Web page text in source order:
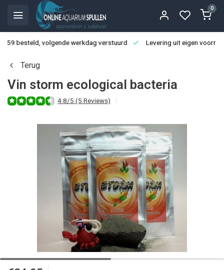
0
besteld, volgende werkdag verstuurd Levering uit eigen
Terug
Vin storm ecological bacteria
4.8/5 (5 Reviews)